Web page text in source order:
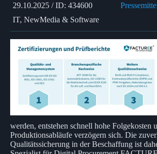
29.10.2025 / ID: 434600
IT, NewMedia & Software
werden, entstehen schnell hohe Folgekosten
Produktionsabläufe verzögern sich. Die
Qualitätssicherung in der Beschaffung ist